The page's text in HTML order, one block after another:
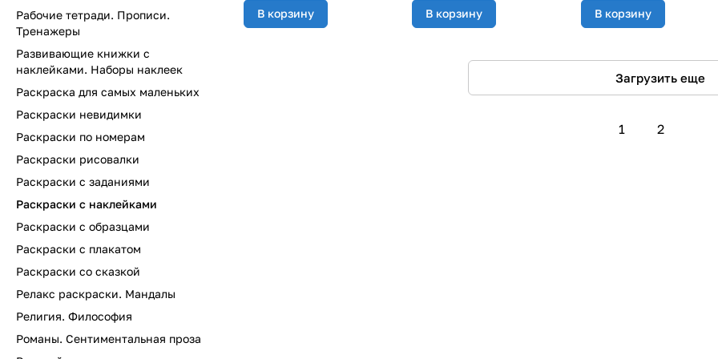
В корзину В корзину В корзину
Загрузить еще
1 2
Рабочие тетради. Прописи.
Тренажеры
Развивающие книжки с
наклейками. Наборы наклеек
Раскраска для самых маленьких
Раскраски невидимки
Раскраски по номерам
Раскраски рисовалки
Раскраски с заданиями
Раскраски с наклейками
Раскраски с образцами
Раскраски с плакатом
Раскраски со сказкой
Релакс раскраски. Мандалы
Религия. Философия
Романы. Сентиментальная проза